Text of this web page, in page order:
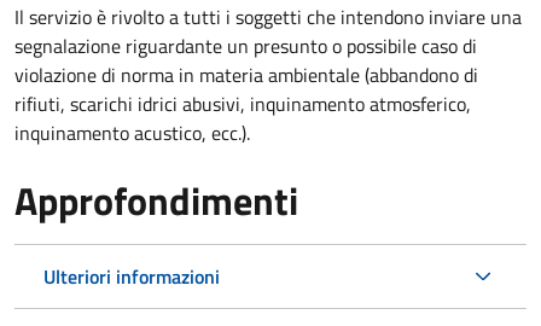
Il servizio è rivolto a tutti i soggetti che intendono inviare una
segnalazione riguardante un presunto o possibile caso di
violazione di norma in materia ambientale (abbandono di
rifiuti, scarichi idrici abusivi, inquinamento atmosferico,
inquinamento acustico, ecc.).
Approfondimenti
Ulteriori informazioni